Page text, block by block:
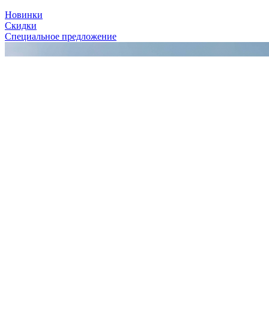
Новинки
Скидки
Специальное предложение